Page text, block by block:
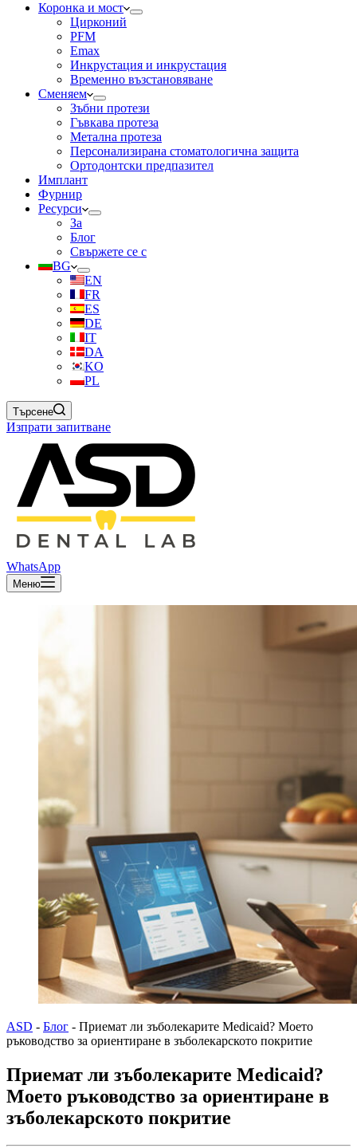
Коронка и мост
Цирконий
PFM
Emax
Инкрустация и инкрустация
Временно възстановяване
Сменяем
Зъбни протези
Гъвкава протеза
Метална протеза
Персонализирана стоматологична защита
Ортодонтски предпазител
Имплант
Фурнир
Ресурси
За
Блог
Свържете се с
BG
EN
FR
ES
DE
IT
DA
KO
PL
Търсене
Изпрати запитване
WhatsApp
Меню
ASD - Блог - Приемат ли зъболекарите Medicaid? Моето
ръководство за ориентиране в зъболекарското покритие
Приемат ли зъболекарите Medicaid?
Моето ръководство за ориентиране в
зъболекарското покритие